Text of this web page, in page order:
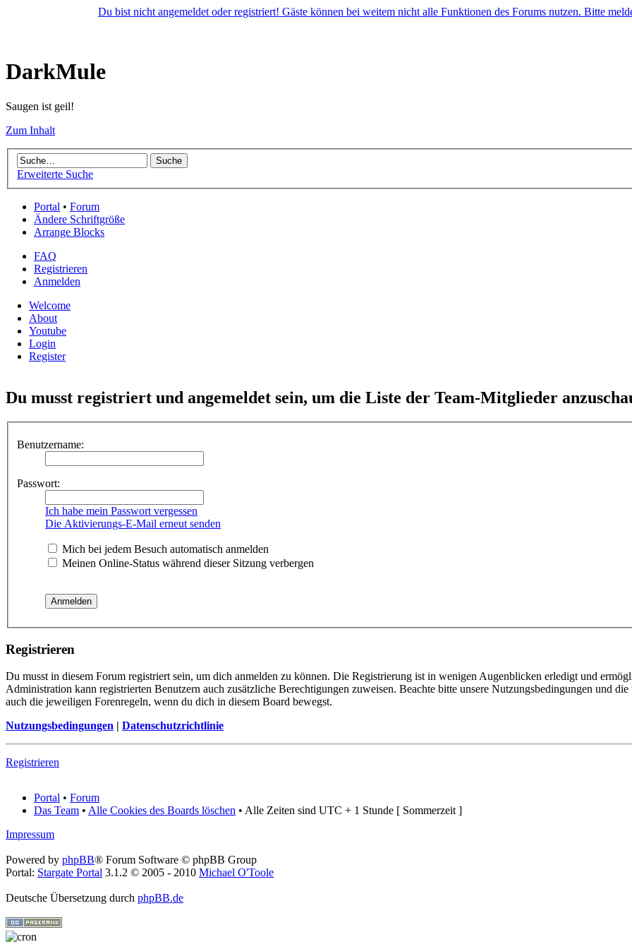
Du bist nicht angemeldet oder registriert! Gäste können bei weitem nicht alle Funktionen des Forums nutzen. Bitte
DarkMule
Saugen ist geil!
Zum Inhalt
Erweiterte Suche
Portal • Forum
Ändere Schriftgröße
Arrange Blocks
FAQ
Registrieren
Anmelden
Welcome
About
Youtube
Login
Register
Du musst registriert und angemeldet sein, um die Liste der Team-Mitglieder
Benutzername:
Passwort:
Ich habe mein Passwort vergessen
Die Aktivierungs-E-Mail erneut senden
Mich bei jedem Besuch automatisch anmelden
Meinen Online-Status während dieser Sitzung verbergen
Registrieren
Du musst in diesem Forum registriert sein, um dich anmelden zu können. Die Registrierung ist in wenigen Augenblicken erledigt und
Administration kann registrierten Benutzern auch zusätzliche Berechtigungen zuweisen. Beachte bitte unsere Nutzungsbedingungen und
auch die jeweiligen Forenregeln, wenn du dich in diesem Board bewegst.
Nutzungsbedingungen | Datenschutzrichtlinie
Registrieren
Portal • Forum
Das Team • Alle Cookies des Boards löschen • Alle Zeiten sind UTC + 1 Stunde [ Sommerzeit ]
Impressum
Powered by phpBB® Forum Software © phpBB Group
Portal: Stargate Portal 3.1.2 © 2005 - 2010 Michael O'Toole
Deutsche Übersetzung durch phpBB.de